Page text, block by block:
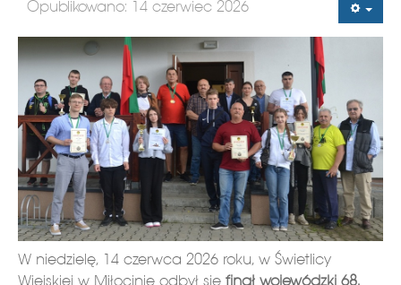
Opublikowano: 14 czerwiec 2026
W niedzielę, 14 czerwca 2026 roku, w Świetlicy